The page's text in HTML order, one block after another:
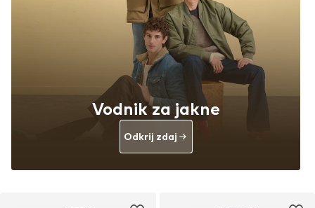
Vodnik za jakne
Odkrij zdaj